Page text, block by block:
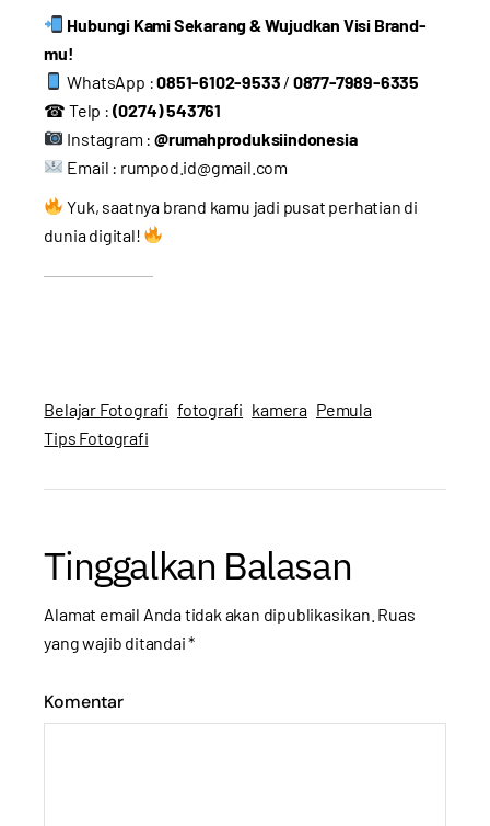
Hubungi Kami Sekarang & Wujudkan Visi Brand-
mu!
WhatsApp :0851-6102-9533 / 0877-7989-6335
☎ Telp : (0274) 543761
Instagram : @rumahproduksiindonesia
Email : rumpod.id@gmail.com
Yuk, saatnya brand kamu jadi pusat perhatian di
dunia digital!
Belajar Fotografi fotografi kamera Pemula
Tips Fotografi
Tinggalkan Balasan
Alamat email Anda tidak akan dipublikasikan. Ruas
yang wajib ditandai*
Komentar